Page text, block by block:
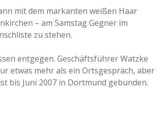
mit dem markanten weißen Haar
– am Samstag Gegner im
zu stehen.
entgegen. Geschäftsführer Watzke
etwas mehr als ein Ortsgespräch, aber
bis Juni 2007 in Dortmund gebunden.